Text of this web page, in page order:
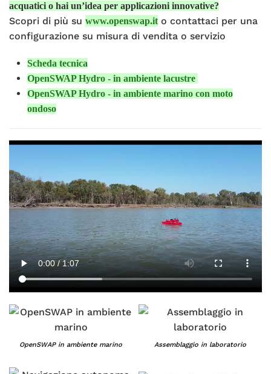
acquatici o hai un’idea per applicazioni innovative?
Scopri di più su www.openswap.ito contattaci per una
configurazione su misura di vendita o servizio
Scheda tecnica
OpenSWAP Hydro - in ambiente lacustre
OpenSWAP Hydro - in ambiente marino con moto
ondoso
OpenSWAP in ambiente marino Assemblaggio in laboratorio